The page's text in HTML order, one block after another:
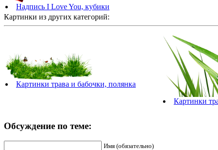
Надпись I Love You, кубики
Картинки из других категорий:
Картинки трава и бабочки, полянка
Картинки
Обсуждение по теме:
Имя (обязательно)